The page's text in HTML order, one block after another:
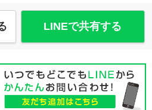
LINEで共有する